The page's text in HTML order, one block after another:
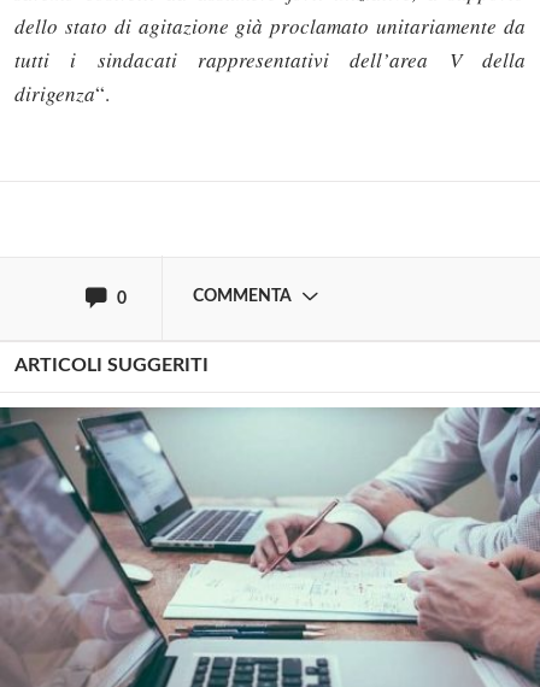
dello stato di agitazione già proclamato unitariamente da
tutti i sindacati rappresentativi dell’area V della
dirigenza“.
0 COMMENTA
Solo gli utenti registrati possono
commentare!
ARTICOLI SUGGERITI